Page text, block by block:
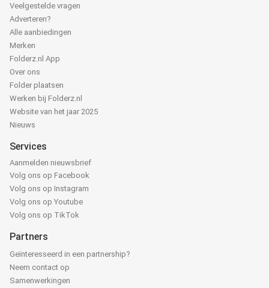
Veelgestelde vragen
Adverteren?
Alle aanbiedingen
Merken
Folderz.nl App
Over ons
Folder plaatsen
Werken bij Folderz.nl
Website van het jaar 2025
Nieuws
Services
Aanmelden nieuwsbrief
Volg ons op Facebook
Volg ons op Instagram
Volg ons op Youtube
Volg ons op TikTok
Partners
Geïnteresseerd in een partnership?
Neem contact op
Samenwerkingen